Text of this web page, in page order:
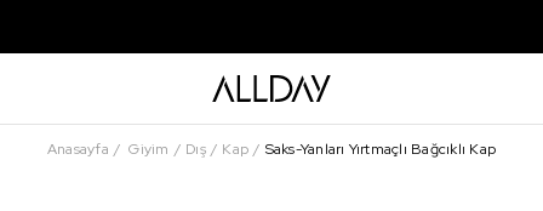
Anasayfa Giyim Dış Kap Saks-Yanları Yırtmaçlı Bağcıklı Kap